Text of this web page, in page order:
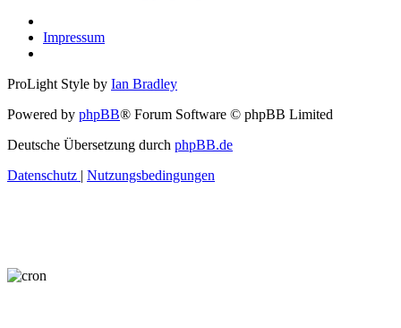
Impressum
ProLight Style by Ian Bradley
Powered by phpBB® Forum Software © phpBB Limited
Deutsche Übersetzung durch phpBB.de
Datenschutz | Nutzungsbedingungen